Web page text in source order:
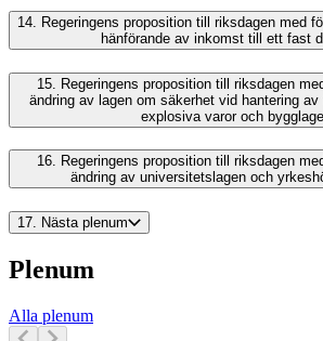
14.
Regeringens proposition till riksdagen med
hänförande av inkomst till ett fast
15. Regeringens proposition till riksdagen
ändring av lagen om säkerhet vid hantering
explosiva varor och
16. Regeringens proposition till riksdagen
ändring av universitetslagen och
17. Nästa plenum
Plenum
Alla plenum